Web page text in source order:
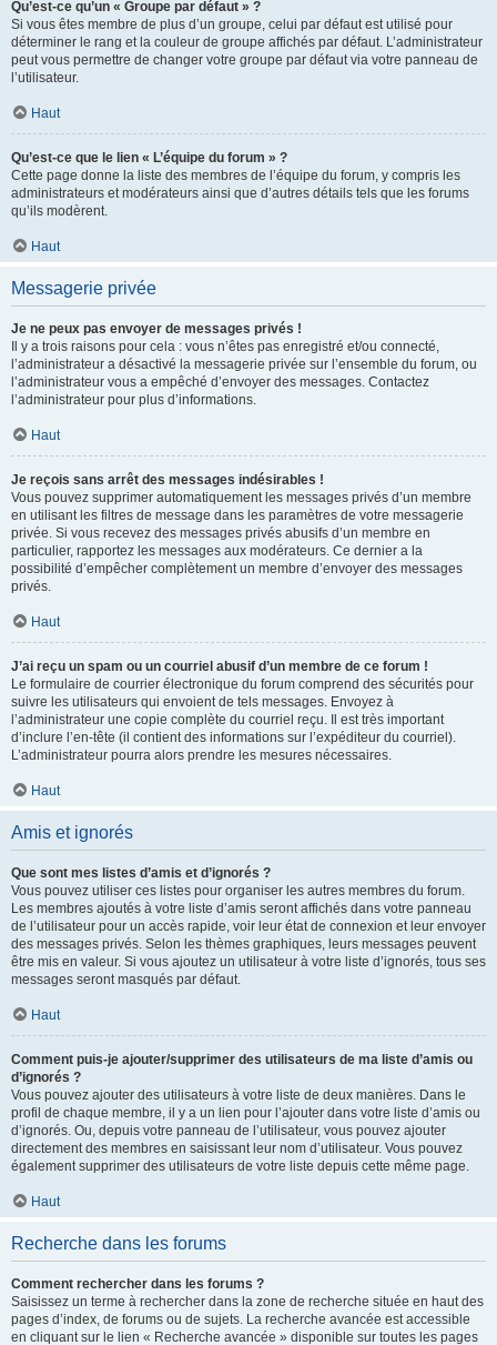
Qu’est-ce qu’un « Groupe par défaut » ?
Si vous êtes membre de plus d’un groupe, celui par défaut est utilisé pour
déterminer le rang et la couleur de groupe affichés par défaut. L’administrateur
peut vous permettre de changer votre groupe par défaut via votre panneau de
l’utilisateur.
Haut
Qu’est-ce que le lien « L’équipe du forum » ?
Cette page donne la liste des membres de l’équipe du forum, y compris les
administrateurs et modérateurs ainsi que d’autres détails tels que les forums
qu’ils modèrent.
Haut
Messagerie privée
Je ne peux pas envoyer de messages privés !
Il y a trois raisons pour cela : vous n’êtes pas enregistré et/ou connecté,
l’administrateur a désactivé la messagerie privée sur l’ensemble du forum, ou
l’administrateur vous a empêché d’envoyer des messages. Contactez
l’administrateur pour plus d’informations.
Haut
Je reçois sans arrêt des messages indésirables !
Vous pouvez supprimer automatiquement les messages privés d’un membre
en utilisant les filtres de message dans les paramètres de votre messagerie
privée. Si vous recevez des messages privés abusifs d’un membre en
particulier, rapportez les messages aux modérateurs. Ce dernier a la
possibilité d’empêcher complètement un membre d’envoyer des messages
privés.
Haut
J’ai reçu un spam ou un courriel abusif d’un membre de ce forum !
Le formulaire de courrier électronique du forum comprend des sécurités pour
suivre les utilisateurs qui envoient de tels messages. Envoyez à
l’administrateur une copie complète du courriel reçu. Il est très important
d’inclure l’en-tête (il contient des informations sur l’expéditeur du courriel).
L’administrateur pourra alors prendre les mesures nécessaires.
Haut
Amis et ignorés
Que sont mes listes d’amis et d’ignorés ?
Vous pouvez utiliser ces listes pour organiser les autres membres du forum.
Les membres ajoutés à votre liste d’amis seront affichés dans votre panneau
de l’utilisateur pour un accès rapide, voir leur état de connexion et leur envoyer
des messages privés. Selon les thèmes graphiques, leurs messages peuvent
être mis en valeur. Si vous ajoutez un utilisateur à votre liste d’ignorés, tous ses
messages seront masqués par défaut.
Haut
Comment puis-je ajouter/supprimer des utilisateurs de ma liste d’amis ou
d’ignorés ?
Vous pouvez ajouter des utilisateurs à votre liste de deux manières. Dans le
profil de chaque membre, il y a un lien pour l’ajouter dans votre liste d’amis ou
d’ignorés. Ou, depuis votre panneau de l’utilisateur, vous pouvez ajouter
directement des membres en saisissant leur nom d’utilisateur. Vous pouvez
également supprimer des utilisateurs de votre liste depuis cette même page.
Haut
Recherche dans les forums
Comment rechercher dans les forums ?
Saisissez un terme à rechercher dans la zone de recherche située en haut des
pages d’index, de forums ou de sujets. La recherche avancée est accessible
en cliquant sur le lien « Recherche avancée » disponible sur toutes les pages